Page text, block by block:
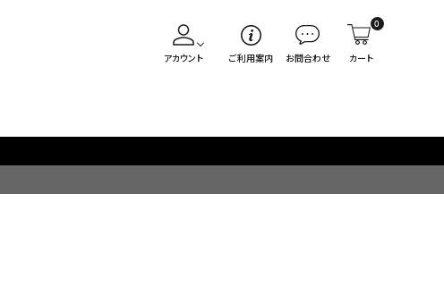
アカウント ご利用案内 お問合わせ
0
カート